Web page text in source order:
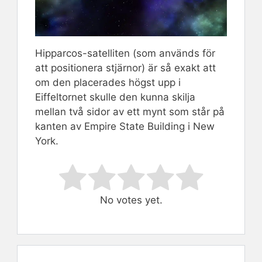
Hipparcos-satelliten (som används för
att positionera stjärnor) är så exakt att
om den placerades högst upp i
Eiffeltornet skulle den kunna skilja
mellan två sidor av ett mynt som står på
kanten av Empire State Building i New
York.
Rate this item:
Submit Rating
No votes yet.